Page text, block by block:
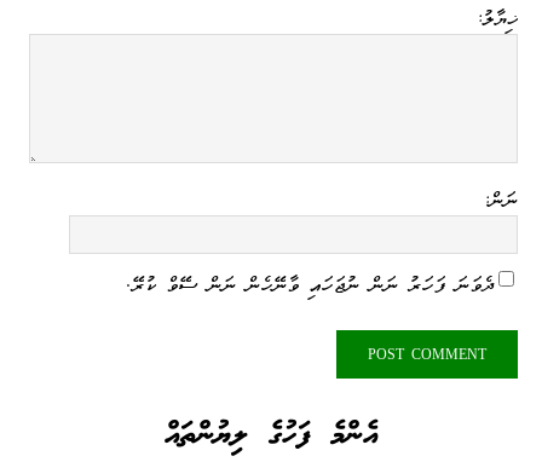
ޚިޔާލު:
ނަން:
ދެވަނަ ފަހަރު ނަން ނުޖަހައި ވާނޭހެން ނަން ސޭވް ކުރޭ.
އެންމެ ފަހުގެ ލިޔުންތައް